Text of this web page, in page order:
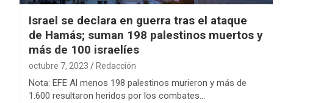
Israel se declara en guerra tras el ataque
de Hamás; suman 198 palestinos muertos y
más de 100 israelíes
octubre 7, 2023 Redacción
Nota: EFE Al menos 198 palestinos murieron y más de
1.600 resultaron heridos por los combates…